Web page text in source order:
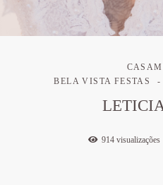
BELA VISTA FESTAS
914visualizações